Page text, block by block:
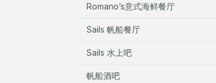
Romano’s意式海鲜餐厅
Sails 帆船餐厅
Sails 水上吧
帆船酒吧